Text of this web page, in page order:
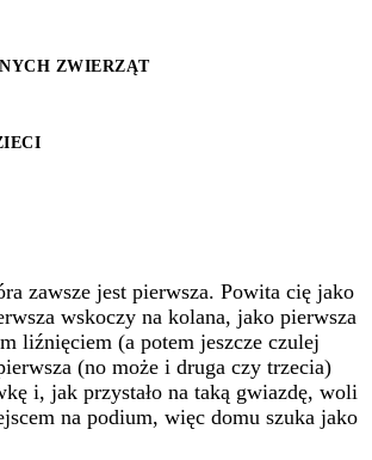
ZWIERZĄT
zawsze jest pierwsza. Powita cię jako
wskoczy na kolana, jako pierwsza
liźnięciem (a potem jeszcze czulej
(no może i druga czy trzecia)
i, jak przystało na taką gwiazdę, woli
na podium, więc domu szuka jako